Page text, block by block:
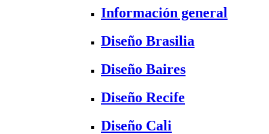
Información general
Diseño Brasilia
Diseño Baires
Diseño Recife
Diseño Cali